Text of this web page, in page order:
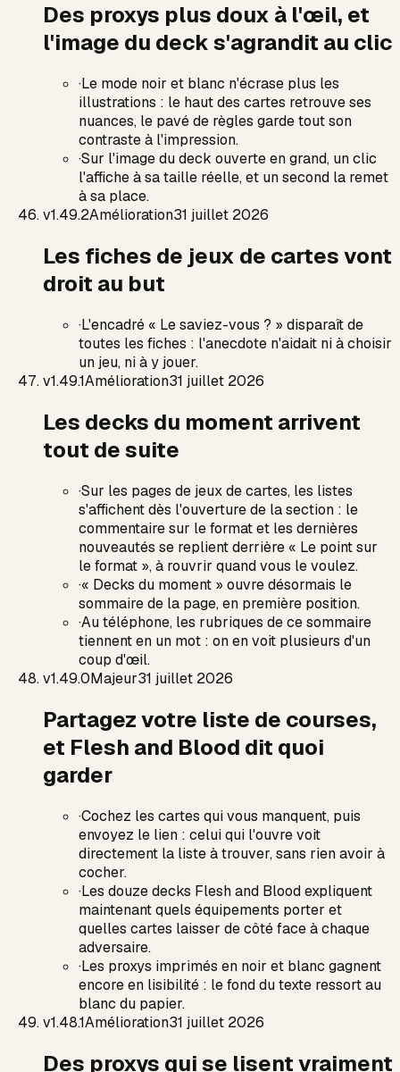
Des proxys plus doux à l'œil, et
l'image du deck s'agrandit au clic
·Le mode noir et blanc n'écrase plus les
illustrations : le haut des cartes retrouve ses
nuances, le pavé de règles garde tout son
contraste à l'impression.
·Sur l'image du deck ouverte en grand, un clic
l'affiche à sa taille réelle, et un second la remet
à sa place.
v1.49.2Amélioration31 juillet 2026
Les fiches de jeux de cartes vont
droit au but
·L'encadré « Le saviez-vous ? » disparaît de
toutes les fiches : l'anecdote n'aidait ni à choisir
un jeu, ni à y jouer.
v1.49.1Amélioration31 juillet 2026
Les decks du moment arrivent
tout de suite
·Sur les pages de jeux de cartes, les listes
s'affichent dès l'ouverture de la section : le
commentaire sur le format et les dernières
nouveautés se replient derrière « Le point sur
le format », à rouvrir quand vous le voulez.
·« Decks du moment » ouvre désormais le
sommaire de la page, en première position.
·Au téléphone, les rubriques de ce sommaire
tiennent en un mot : on en voit plusieurs d'un
coup d'œil.
v1.49.0Majeur31 juillet 2026
Partagez votre liste de courses,
et Flesh and Blood dit quoi
garder
·Cochez les cartes qui vous manquent, puis
envoyez le lien : celui qui l'ouvre voit
directement la liste à trouver, sans rien avoir à
cocher.
·Les douze decks Flesh and Blood expliquent
maintenant quels équipements porter et
quelles cartes laisser de côté face à chaque
adversaire.
·Les proxys imprimés en noir et blanc gagnent
encore en lisibilité : le fond du texte ressort au
blanc du papier.
v1.48.1Amélioration31 juillet 2026
Des proxys qui se lisent vraiment